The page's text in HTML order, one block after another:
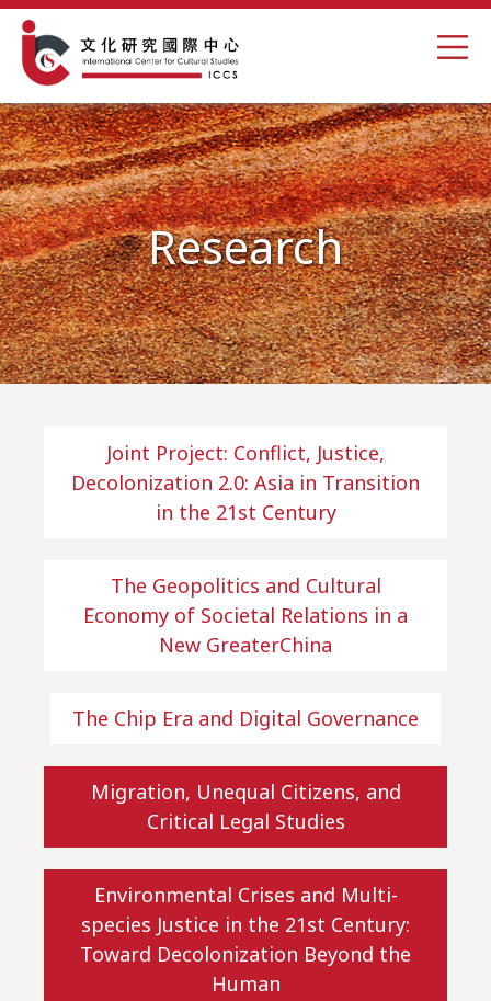
Research
Joint Project: Conflict, Justice,
Decolonization 2.0: Asia in Transition
in the 21st Century
The Geopolitics and Cultural
Economy of Societal Relations in a
New GreaterChina
The Chip Era and Digital Governance
Migration, Unequal Citizens, and
Critical Legal Studies
Environmental Crises and Multi-
species Justice in the 21st Century:
Toward Decolonization Beyond the
Human